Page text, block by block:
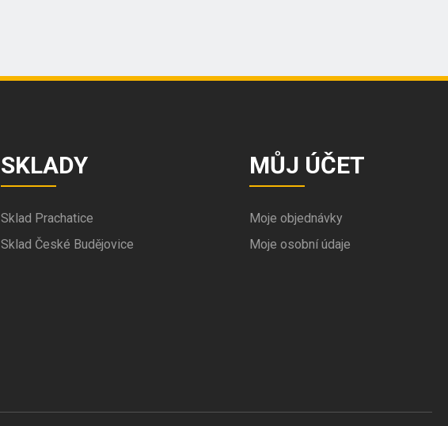
SKLADY
Sklad Prachatice
Sklad České Budějovice
MŮJ ÚČET
Moje objednávky
Moje osobní údaje